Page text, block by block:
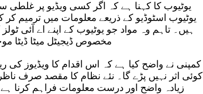
یوٹیوب کا کہنا ہے کہ اگر کسی ویڈیو پر غلطی
یوٹیوب اسٹوڈیو کے ذریعے معلومات میں ترمیم
ہیں۔ تاہم وہ مواد جو یوٹیوب کے اپنے اے آئی
مخصوص ڈیجیٹل میٹا ڈیٹا
کمپنی نے واضح کیا ہے کہ اس اقدام کا ویڈیوز کی
کوئی اثر نہیں پڑے گا۔ نئے نظام کا مقصد صرف
زیادہ واضح اور درست معلومات فراہم کرنا ہے